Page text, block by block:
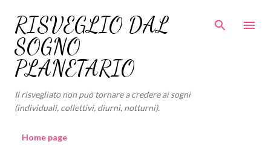
Passa ai contenuti principali
RISVEGLIO DAL
SOGNO
PLANETARIO
Il risvegliato non può tornare a credere ai sogni
(individuali, collettivi, diurni, notturni).
Home page